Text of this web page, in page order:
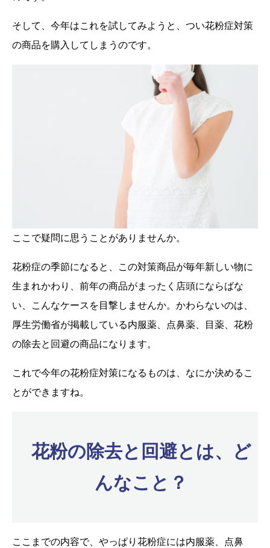
そして、今年はこれを試してみようと、つい花粉症対策
の商品を購入してしまうのです。
ここで疑問に思うことがありませんか。
花粉症の季節になると、この対策商品が毎年新しい物に
生まれかわり、前年の商品がまったく店頭にならばな
い、こんなケースを目撃しませんか。かわらないのは、
厚生労働省が掲載している内服薬、点鼻薬、目薬、花粉
の除去と回避の商品になります。
これで今年の花粉症対策になるものは、なにか決めるこ
とができますね。
花粉の除去と回避とは、ど
んなこと？
ここまでの内容で、やっぱり花粉症には内服薬、点鼻